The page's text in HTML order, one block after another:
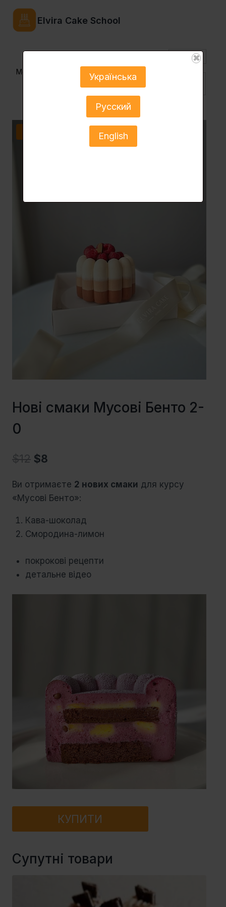
Elvira Cake School
Menu
Нові смаки Мусові Бенто 2-
0
$12 $8
Ви отримаєте 2 нових смаки для курсу
«Мусові Бенто»:
Кава-шоколад
Смородина-лимон
покрокові рецепти
детальне відео
КУПИТИ
Супутні товари
Українська
Русский
English
✖